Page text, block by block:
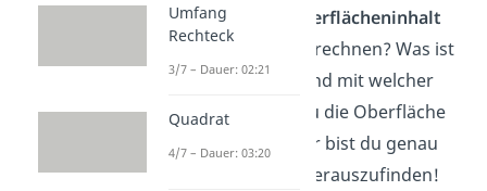
Du sollst den
Oberflächeninhalt
eines Körpers berechnen? Was ist
damit gemeint und mit welcher
Formel kannst du die Oberfläche
ausrechnen? Hier bist du genau
richtig, um das herauszufinden!
Umfang
Rechteck
3/7 – Dauer: 02:21
Quadrat
4/7 – Dauer: 03:20